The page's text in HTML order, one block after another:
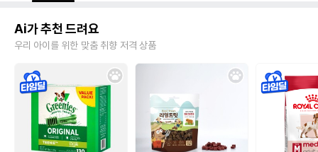
Ai가 추천 드려요
우리 아이를 위한 맞춤 취향 저격 상품